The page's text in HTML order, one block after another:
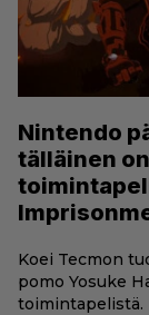
Nintendo
tälläinen
Koei Tecmon
pomo Yosuke
toimintapelistä.